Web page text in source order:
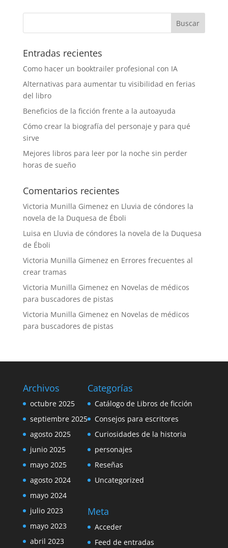
Entradas recientes
Como hacer un booktrailer profesional con IA
Alternativas para aumentar tu visibilidad en ferias
del libro
Beneficios de la ficción frente a la autoayuda
Cómo crear la biografía del personaje y para qué
sirve
Mejores libros para leer por la noche sin perder
horas de sueño
Comentarios recientes
Victoria Munilla Gimenez en Lluvia de cóndores la
novela de la Duquesa de Éboli
Luisa en Lluvia de cóndores la novela de la Duquesa
de Éboli
Victoria Munilla Gimenez en Errores frecuentes al
crear tramas
Victoria Munilla Gimenez en Novelas de médicos
para buscadores de pistas
Victoria Munilla Gimenez en Novelas de médicos
para buscadores de pistas
Archivos
octubre 2025
septiembre 2025
agosto 2025
junio 2025
mayo 2025
agosto 2024
mayo 2024
julio 2023
mayo 2023
abril 2023
Categorías
Catálogo de Libros de ficción
Consejos para escritores
Curiosidades de la historia
personajes
Reseñas
Uncategorized
Meta
Acceder
Feed de entradas